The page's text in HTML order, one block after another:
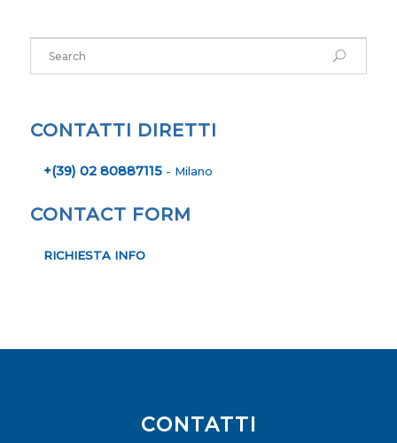
CONTATTI DIRETTI
+(39) 02 80887115- Milano
CONTACT FORM
RICHIESTA INFO
CONTATTI